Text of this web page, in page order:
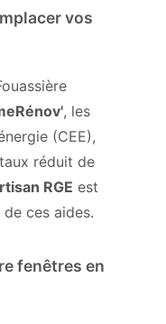
vos
, les
(CEE),
réduit de
RGE est
ces aides.
fenêtres en